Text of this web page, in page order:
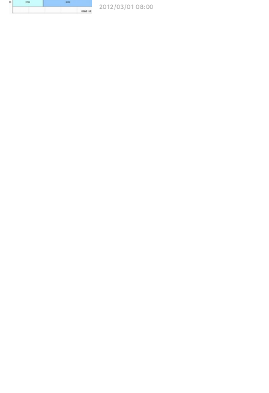
2012/03/01 08:00